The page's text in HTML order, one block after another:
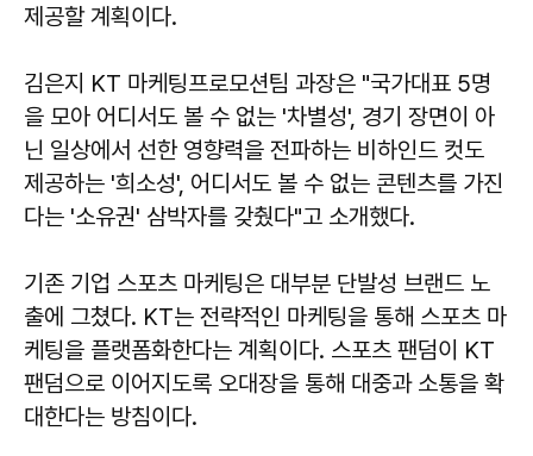
제공할 계획이다.
김은지 KT 마케팅프로모션팀 과장은 "국가대표 5명
을 모아 어디서도 볼 수 없는 '차별성', 경기 장면이 아
닌 일상에서 선한 영향력을 전파하는 비하인드 컷도
제공하는 '희소성', 어디서도 볼 수 없는 콘텐츠를 가진
다는 '소유권' 삼박자를 갖췄다"고 소개했다.
기존 기업 스포츠 마케팅은 대부분 단발성 브랜드 노
출에 그쳤다. KT는 전략적인 마케팅을 통해 스포츠 마
케팅을 플랫폼화한다는 계획이다. 스포츠 팬덤이 KT
팬덤으로 이어지도록 오대장을 통해 대중과 소통을 확
대한다는 방침이다.